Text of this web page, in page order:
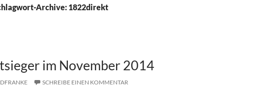
Archive: 1822direkt
im November 2014
DFRANKE SCHREIBE EINEN KOMMENTAR